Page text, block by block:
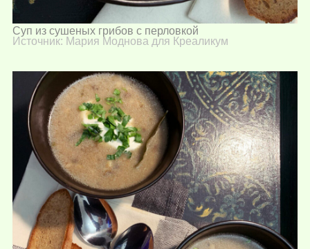
Суп из сушеных грибов с перловкой
Источник: Мария Моднова для Креаликум